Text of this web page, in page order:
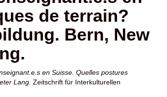
de terrain?
Bern, New
en Suisse. Quelles postures
Lang. Zeitschrift für Interkulturellen